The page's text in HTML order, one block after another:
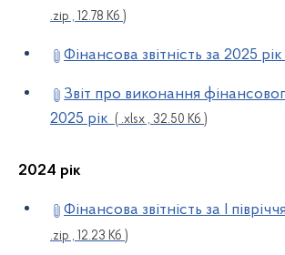
.zip , 12.78 Кб )
Фінансова звітність за 2025 рік
Звіт про виконання
2025 рік ( .xlsx , 32.50 Кб )
2024 рік
Фінансова звітність за І
.zip , 12.23 Кб )